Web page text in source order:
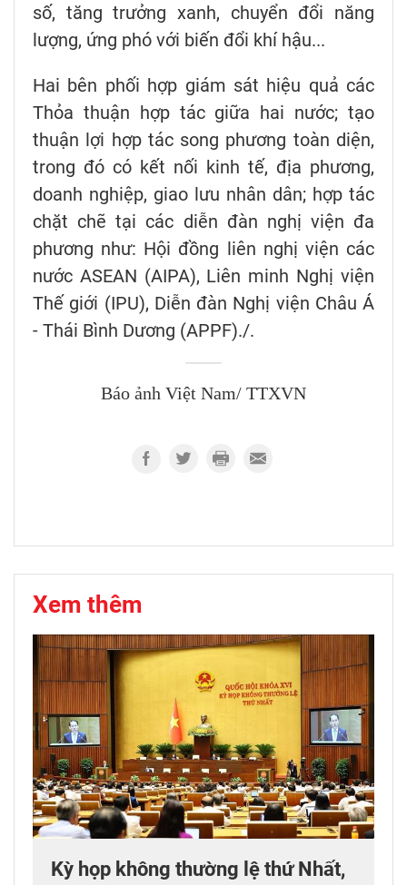
số, tăng trưởng xanh, chuyển đổi năng
lượng, ứng phó với biến đổi khí hậu...
Hai bên phối hợp giám sát hiệu quả các
Thỏa thuận hợp tác giữa hai nước; tạo
thuận lợi hợp tác song phương toàn diện,
trong đó có kết nối kinh tế, địa phương,
doanh nghiệp, giao lưu nhân dân; hợp tác
chặt chẽ tại các diễn đàn nghị viện đa
phương như: Hội đồng liên nghị viện các
nước ASEAN (AIPA), Liên minh Nghị viện
Thế giới (IPU), Diễn đàn Nghị viện Châu Á
- Thái Bình Dương (APPF)./.
Báo ảnh Việt Nam/ TTXVN
Xem thêm
Kỳ họp không thường lệ thứ Nhất,